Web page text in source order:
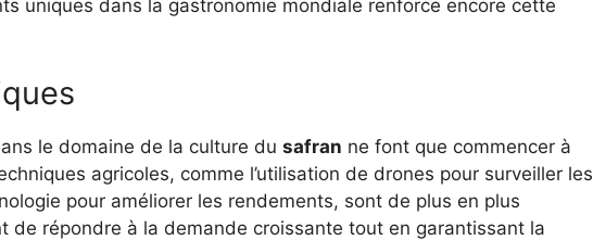
uniques dans la gastronomie mondiale renforce encore cette
le domaine de la culture du safran ne font que commencer à
agricoles, comme l’utilisation de drones pour surveiller les
pour améliorer les rendements, sont de plus en plus
de répondre à la demande croissante tout en garantissant la